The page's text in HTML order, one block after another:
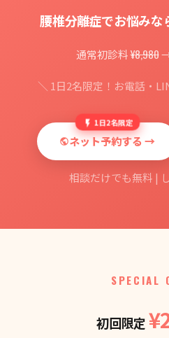
腰椎分離症でお悩みな
通常初診料¥8,980→
＼ 1日2名限定！お電話・
1日2名限定
ネット予約する →
相談だけでも無料 |
SPECIAL
初回限定